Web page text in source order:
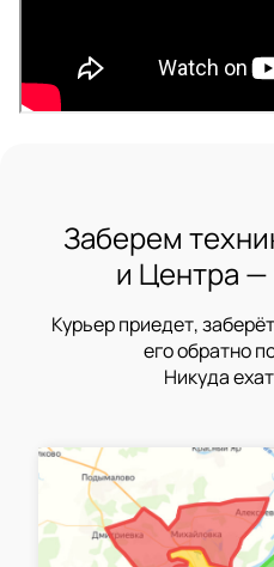
Заберем
и Центра —
Курьер приедет,
его обратно
Никуда